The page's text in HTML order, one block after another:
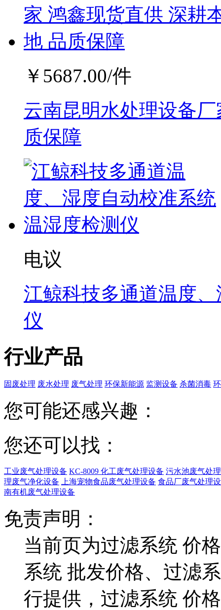
￥ 5687.00/件
云南昆明水处理设备
质保障
电议
江鲸科技多通道温度
仪
行业产品
固废处理 废水处理 废气处理 环保新能源 监测设备 杀菌消毒
您可能还感兴趣：
您还可以找：
工业废气处理设备 KC-8009 化工废气处理设备 污水池废气处
理废气净化设备
上海宠物食品废气处理设备 食品厂废气处理
南有机废气处理设备
免责声明：
当前页为过滤系统 价
系统 批发价格、过滤
行提供，过滤系统 价